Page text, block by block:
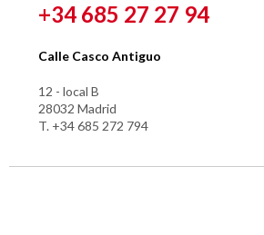
+34 685 27 27 94
Calle Casco Antiguo
12 - local B
28032 Madrid
T. +34 685 272 794